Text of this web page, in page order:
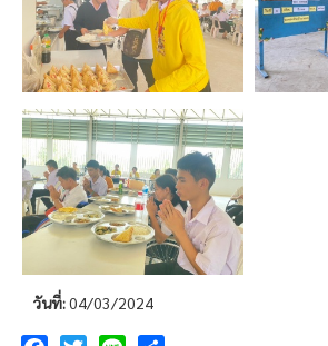
วันที่:04/03/2024